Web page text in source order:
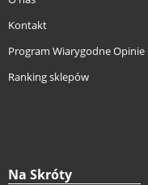
Kontakt
Program Wiarygodne Opinie
Ranking sklepów
Na Skróty